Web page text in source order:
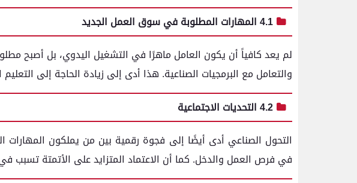
4.1 المهارات المطلوبة في سوق العمل الجديد
لم يعد كافياً أن يكون العامل ماهرًا في التشغيل اليدوي، بل أصبح
والتعامل مع البرمجيات الصناعية. هذا أدى إلى زيادة الحاجة إلى
4.2 التحديات الاجتماعية
التحول الصناعي أدى أيضًا إلى فجوة رقمية بين من يملكون المهارات
في فرص العمل والدخل. كما أن الاعتماد المتزايد على الأتمتة تسبب